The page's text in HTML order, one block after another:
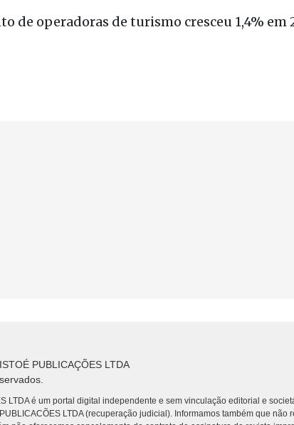
de operadoras de turismo cresceu 1,4% em
PUBLICAÇÕES LTDA
LTDA é um portal digital independente e sem vinculação editorial e
LTDA (recuperação judicial). Informamos também que não